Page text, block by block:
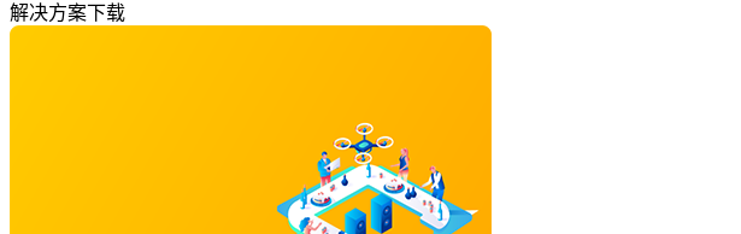
解决方案下载